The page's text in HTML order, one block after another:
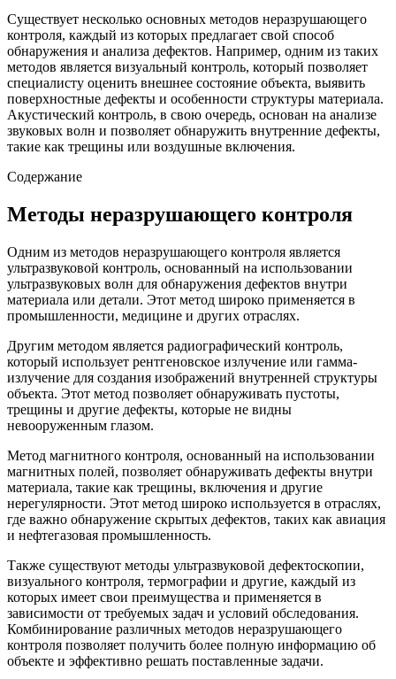
Существует несколько основных методов неразрушающего
контроля, каждый из которых предлагает свой способ
обнаружения и анализа дефектов. Например, одним из таких
методов является визуальный контроль, который позволяет
специалисту оценить внешнее состояние объекта, выявить
поверхностные дефекты и особенности структуры материала.
Акустический контроль, в свою очередь, основан на анализе
звуковых волн и позволяет обнаружить внутренние дефекты,
такие как трещины или воздушные включения.
Содержание
Методы неразрушающего контроля
Одним из методов неразрушающего контроля является
ультразвуковой контроль, основанный на использовании
ультразвуковых волн для обнаружения дефектов внутри
материала или детали. Этот метод широко применяется в
промышленности, медицине и других отраслях.
Другим методом является радиографический контроль,
который использует рентгеновское излучение или гамма-
излучение для создания изображений внутренней структуры
объекта. Этот метод позволяет обнаруживать пустоты,
трещины и другие дефекты, которые не видны
невооруженным глазом.
Метод магнитного контроля, основанный на использовании
магнитных полей, позволяет обнаруживать дефекты внутри
материала, такие как трещины, включения и другие
нерегулярности. Этот метод широко используется в отраслях,
где важно обнаружение скрытых дефектов, таких как авиация
и нефтегазовая промышленность.
Также существуют методы ультразвуковой дефектоскопии,
визуального контроля, термографии и другие, каждый из
которых имеет свои преимущества и применяется в
зависимости от требуемых задач и условий обследования.
Комбинирование различных методов неразрушающего
контроля позволяет получить более полную информацию об
объекте и эффективно решать поставленные задачи.